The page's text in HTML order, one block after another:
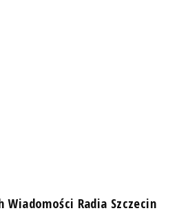
Wiadomości Radia Szczecin